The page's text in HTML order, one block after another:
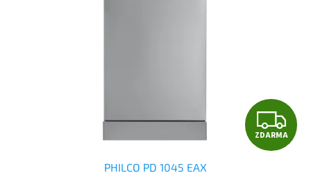
Z
D
ZDARMA
PHILCO PD 1045 EAX